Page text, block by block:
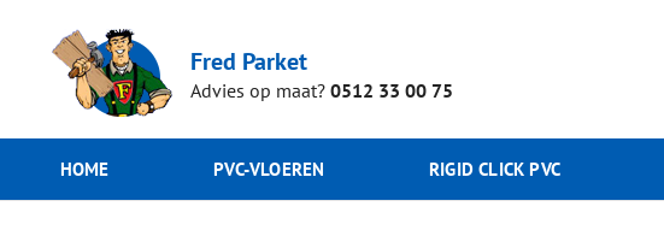
Fred Parket
Advies op maat? 0512 33 00 75
HOME PVC-VLOEREN RIGID CLICK PVC